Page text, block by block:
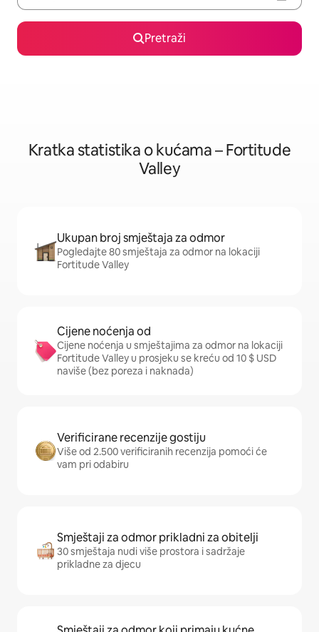
Pretraži
Kratka statistika o kućama – Fortitude
Valley
Ukupan broj smještaja za odmor
Pogledajte 80 smještaja za odmor na lokaciji
Fortitude Valley
Cijene noćenja od
Cijene noćenja u smještajima za odmor na lokaciji
Fortitude Valley u prosjeku se kreću od 10 $ USD
naviše (bez poreza i naknada)
Verificirane recenzije gostiju
Više od 2.500 verificiranih recenzija pomoći će
vam pri odabiru
Smještaji za odmor prikladni za obitelji
30 smještaja nudi više prostora i sadržaje
prikladne za djecu